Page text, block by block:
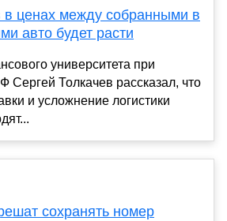
ценах между собранными в
авто будет расти
университета при
Сергей Толкачев рассказал, что
и усложнение логистики
сохранять номер